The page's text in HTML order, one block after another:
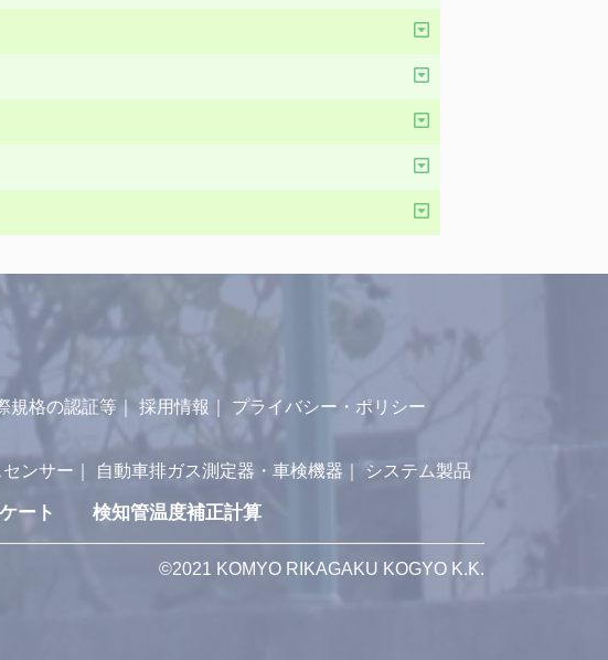
規格の認証等 ｜ 採用情報 プライバシー・ポリシー
センサー 自動車排ガス測定器・車検機器 システム製品
ート 検知管温度補正計算
©2021 KOMYO RIKAGAKU KOGYO K.K.